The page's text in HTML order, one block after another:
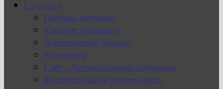
Студенту
Целевое обучение
Кабинет психолога
Электронный журнал
Родителям
Сайт «Дистанционное обучение»
Воспитательная деятельность